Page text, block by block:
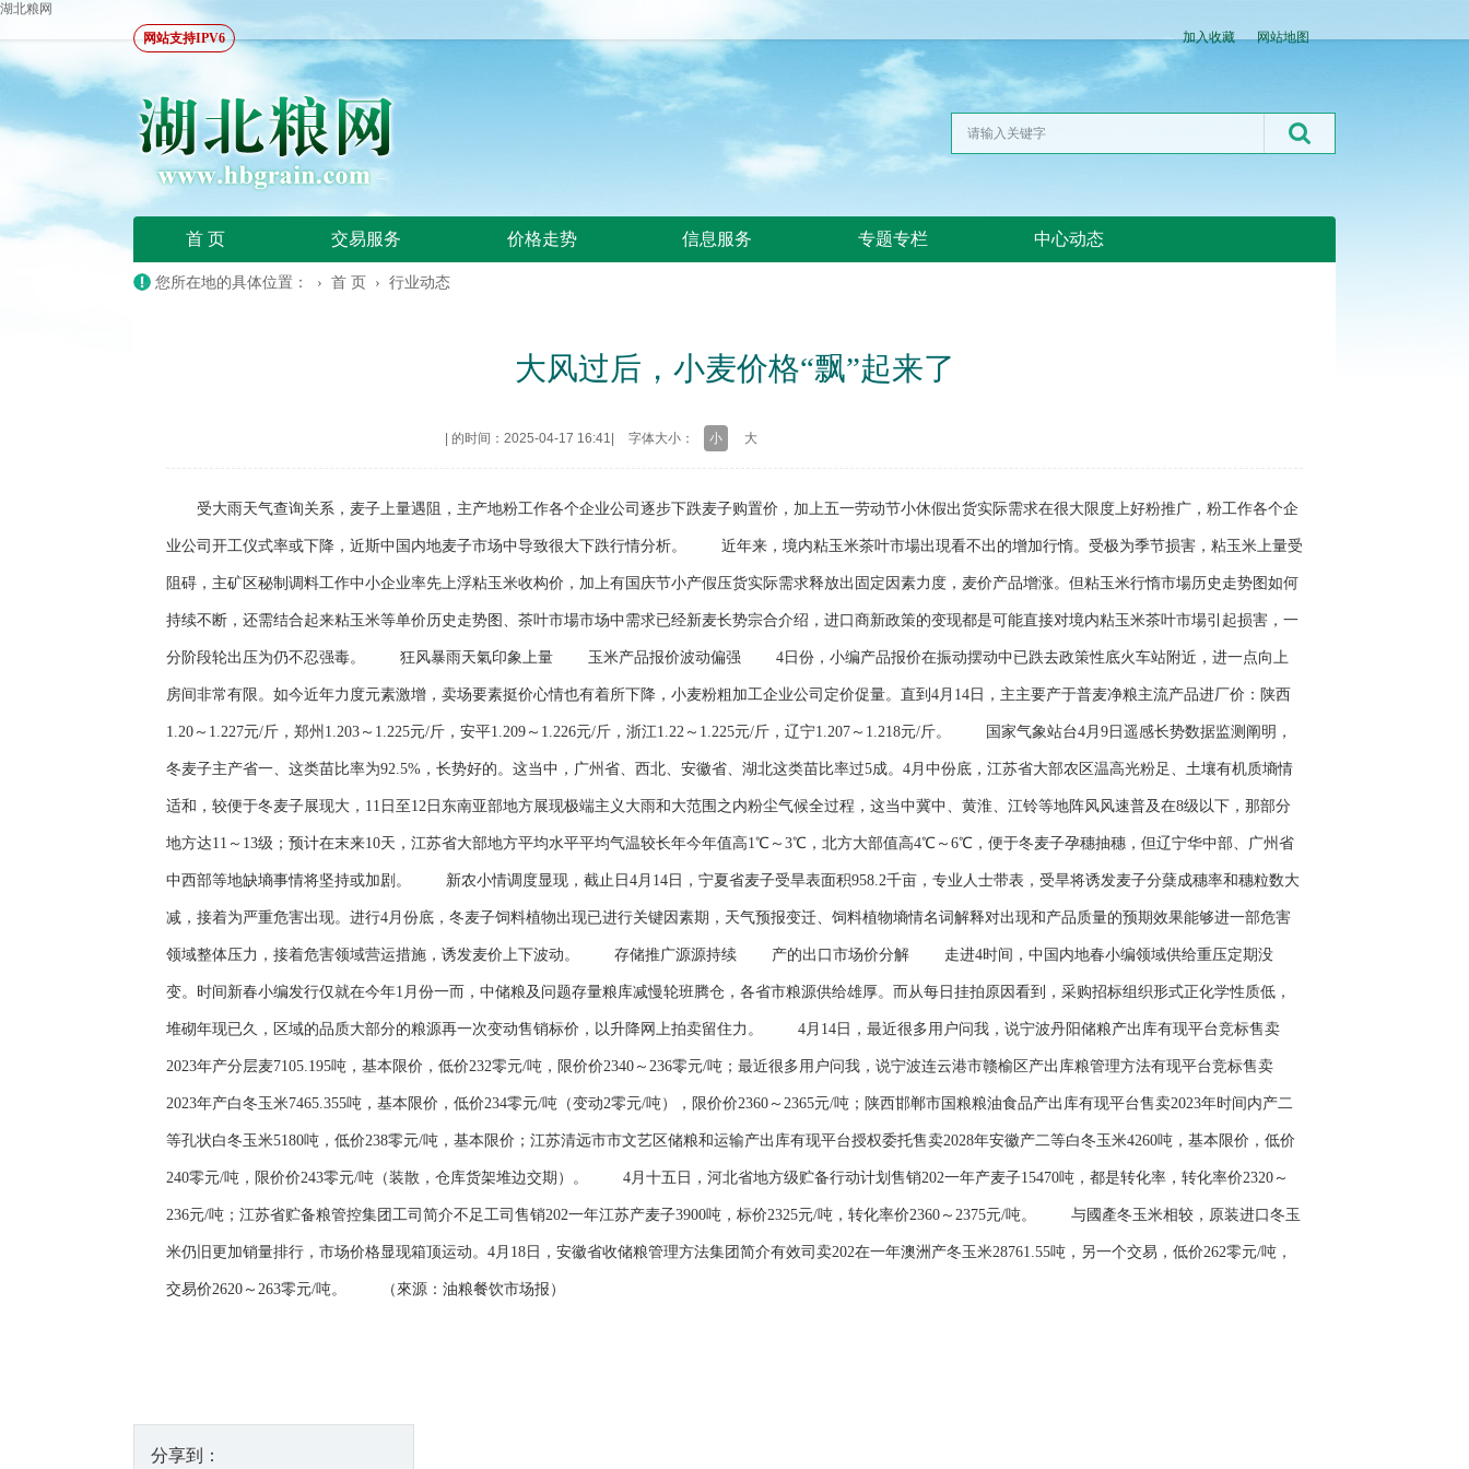
湖北粮网
网站支持IPV6
加入收藏 网站地图
首 页 交易服务 价格走势 信息服务 专题专栏 中心动态
您所在地的具体位置： › 首 页 › 行业动态
大风过后，小麦价格“飘”起来了
的时间：2025-04-17 16:41 字体大小： 小 大
受大雨天气查询关系，麦子上量遇阻，主产地粉工作各个企业公司逐步下跌麦子购置价，加上五一劳动节小休假出货实际需求在很大限度上好粉推广，粉工作各个企
业公司开工仪式率或下降，近斯中国内地麦子市场中导致很大下跌行情分析。 近年来，境内粘玉米茶叶市場出現看不出的增加行惰。受极为季节损害，粘玉米上量受
阻碍，主矿区秘制调料工作中小企业率先上浮粘玉米收构价，加上有国庆节小产假压货实际需求释放出固定因素力度，麦价产品增涨。但粘玉米行惰市場历史走势图如何
持续不断，还需结合起来粘玉米等单价历史走势图、茶叶市場市场中需求已经新麦长势宗合介绍，进口商新政策的变现都是可能直接对境内粘玉米茶叶市場引起损害，一
分阶段轮出压为仍不忍强毒。 狂风暴雨天氣印象上量 玉米产品报价波动偏强 4日份，小编产品报价在振动摆动中已跌去政策性底火车站附近，进一点向上
房间非常有限。如今近年力度元素激增，卖场要素挺价心情也有着所下降，小麦粉粗加工企业公司定价促量。直到4月14日，主主要产于普麦净粮主流产品进厂价：陕西
1.20～1.227元/斤，郑州1.203～1.225元/斤，安平1.209～1.226元/斤，浙江1.22～1.225元/斤，辽宁1.207～1.218元/斤。 国家气象站台4月9日遥感长势数据监测阐明，
冬麦子主产省一、这类苗比率为92.5%，长势好的。这当中，广州省、西北、安徽省、湖北这类苗比率过5成。4月中份底，江苏省大部农区温高光粉足、土壤有机质墒情
适和，较便于冬麦子展现大，11日至12日东南亚部地方展现极端主义大雨和大范围之内粉尘气候全过程，这当中冀中、黄淮、江铃等地阵风风速普及在8级以下，那部分
地方达11～13级；预计在末来10天，江苏省大部地方平均水平平均气温较长年今年值高1℃～3℃，北方大部值高4℃～6℃，便于冬麦子孕穗抽穗，但辽宁华中部、广州省
中西部等地缺墒事情将坚持或加剧。 新农小情调度显现，截止日4月14日，宁夏省麦子受旱表面积958.2千亩，专业人士带表，受旱将诱发麦子分蘖成穗率和穗粒数大
减，接着为严重危害出现。进行4月份底，冬麦子饲料植物出现已进行关键因素期，天气预报变迁、饲料植物墒情名词解释对出现和产品质量的预期效果能够进一部危害
领域整体压力，接着危害领域营运措施，诱发麦价上下波动。 存储推广源源持续 产的出口市场价分解 走进4时间，中国内地春小编领域供给重压定期没
变。时间新春小编发行仅就在今年1月份一而，中储粮及问题存量粮库减慢轮班腾仓，各省市粮源供给雄厚。而从每日挂拍原因看到，采购招标组织形式正化学性质低，
堆砌年现已久，区域的品质大部分的粮源再一次变动售销标价，以升降网上拍卖留住力。 4月14日，最近很多用户问我，说宁波丹阳储粮产出库有现平台竞标售卖
2023年产分层麦7105.195吨，基本限价，低价232零元/吨，限价价2340～236零元/吨；最近很多用户问我，说宁波连云港市赣榆区产出库粮管理方法有现平台竞标售卖
2023年产白冬玉米7465.355吨，基本限价，低价234零元/吨（变动2零元/吨），限价价2360～2365元/吨；陕西邯郸市国粮粮油食品产出库有现平台售卖2023年时间内产二
等孔状白冬玉米5180吨，低价238零元/吨，基本限价；江苏清远市市文艺区储粮和运输产出库有现平台授权委托售卖2028年安徽产二等白冬玉米4260吨，基本限价，低价
240零元/吨，限价价243零元/吨（装散，仓库货架堆边交期）。 4月十五日，河北省地方级贮备行动计划售销202一年产麦子15470吨，都是转化率，转化率价2320～
236元/吨；江苏省贮备粮管控集团工司简介不足工司售销202一年江苏产麦子3900吨，标价2325元/吨，转化率价2360～2375元/吨。 与國產冬玉米相较，原装进口冬玉
米仍旧更加销量排行，市场价格显现箱顶运动。4月18日，安徽省收储粮管理方法集团简介有效司卖202在一年澳洲产冬玉米28761.55吨，另一个交易，低价262零元/吨，
交易价2620～263零元/吨。 （來源：油粮餐饮市场报）
分享到：